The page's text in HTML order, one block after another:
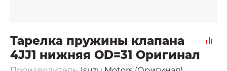
Тарелка пружины клапана
4JJ1 нижняя OD=31 Оригинал